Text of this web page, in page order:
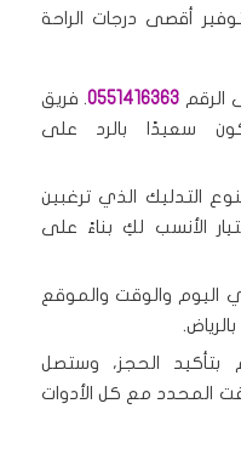
أقصى درجات الراحة
الرقم 0551416363. فريق
سعيدًا بالرد على
التدليك الذي ترغبين
الأنسب لكِ بناءً على
اليوم والوقت والموقع
الحجز، وستصل
المحدد مع كل الأدوات